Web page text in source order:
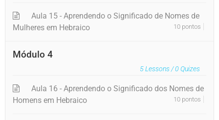
Aula 15 - Aprendendo o Significado de Nomes de
Mulheres em Hebraico
10 pontos
Módulo 4
5Lessons /0 Quizes
Aula 16 - Aprendendo o Significado dos Nomes de
Homens em Hebraico
10 pontos